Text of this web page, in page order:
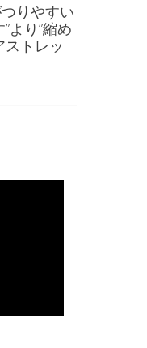
りやすい
より”縮め
ストレッ